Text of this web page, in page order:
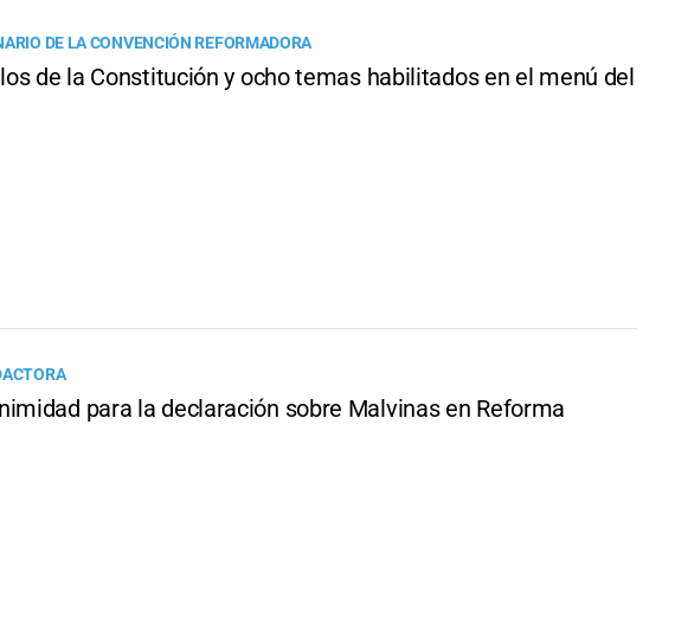
DE LA CONVENCIÓN REFORMADORA
de la Constitución y ocho temas habilitados en el menú del
para la declaración sobre Malvinas en Reforma